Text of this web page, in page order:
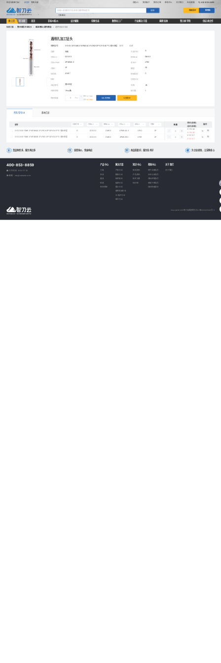
欢迎光临智刀云！ 请登录 免费注册 消息(0) 我的账户 我的订单 帮助中心 关于我们 在线客服 400-853-8859
搜索
刀具螺纹
快速报价 购物车
按工艺 按功能 首页 非标AI报价 设计赋能 切削生态 数智化工厂 行业解决方案 揭榜挂帅 智刀商学院 供应商合作
钻削刀具 > 整体硬质合金钻头 > 螺旋槽钻(通用槽型) > 通用孔加工钻头
通用孔加工钻头
规格型号： G-DC6.00*DM6.0*APMX44.0*LF82*2F*G2*A140°*C-超H涂层 复制 收藏
品牌： 阿诺 大类代码： G
刃径DC： DC6.00 柄径DM： DM6.0
刃长APMX： APMX44.0 总长LF： LF82
刃数F： 2F 槽型： G2
钻顶角： A140° 柄部类型： C
特性： 切削方向：
涂层牌号： 超H涂层 交期： -天
包装规格： 1Pcs/盒 起订量： 1
购买数量： Pcs
¥ 176.82
¥ 176.82
加入购物车 立即购买
型号 大类代码 刃径DC 柄径DM 刃长APMX 总长LF 刃数F 数量
单价(含税)
总价(含税)
操作
G-DC6.00*DM6.0*APMX44.0*LF82*2F*G2*A140°*C-超H涂层 G DC6.00 DM6.0 APMX44.0 LF82 2F A140° C
¥ 176.82
¥ 176.82
购
G-DC6.00*DM6.0*APMX28.0*LF66*2F*G2*A140°*C-超H涂层 G DC6.00 DM6.0 APMX28.0 LF66 2F C
¥ 151.37
¥ 151.37
所有型号(2) 基本信息
货品种类多，服务网点多 选型询价，快速响应 商品质量好，服务技术好 为企业省钱，让采购省心
400-853-8859
工作时间：8:30-17:30
邮箱：zdy@cutseek.com
产品中心
刀具
夹具
检具
解决方案
汽车行业
模具行业
航空航天
能源行业
重工行业
通用机械行业
3C电子行业
医疗行业
知识中心
新闻资讯
产品资讯
技术文章
知识库
帮助中心
用户注册指引
企业认证指引
非标定制指引
商城下单指引
关于我们
关于我们
Copyright © 2025 智刀云版权所有 苏ICP备2023025443号-3